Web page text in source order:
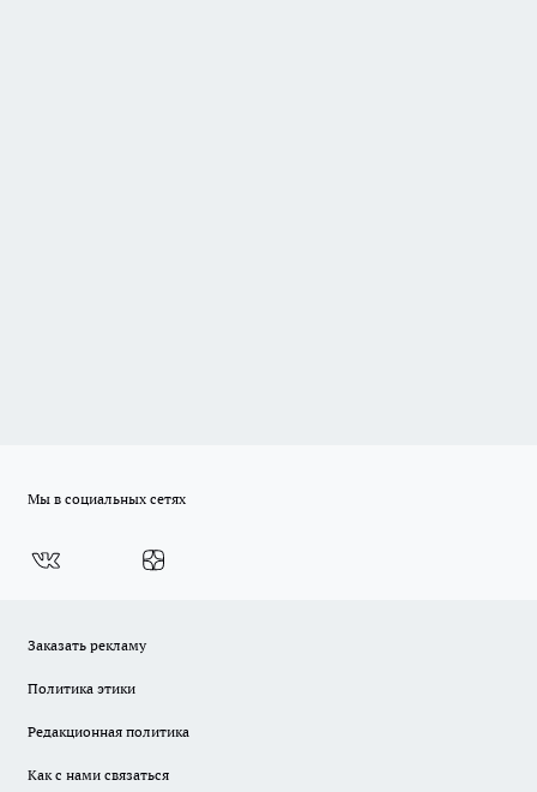
Мы в социальных сетях
Заказать рекламу
Политика этики
Редакционная политика
Как с нами связаться